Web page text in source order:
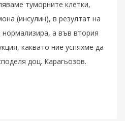
туморните клетки,
(инсулин), в резултат на
нормализира, а във втория
каквато ние успяхме да
доц. Карагьозов.